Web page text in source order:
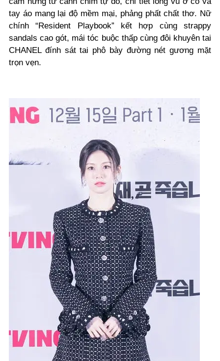
tay áo mang lại độ mềm mại, phảng phất chất thơ. Nữ
chính“Resident Playbook” kết hợp cùng strappy
sandals cao gót, mái tóc buộc thấp cùng đôi khuyên tai
CHANEL đính sát tai phô bày đường nét gương mặt
trọn vẹn.